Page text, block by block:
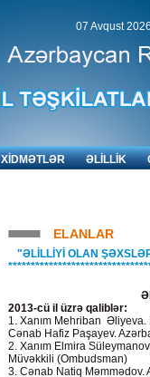
07 Avqust
XİDMƏTLƏR ƏLİLLİK
ELANLAR
"ƏLİLLİYİ OLAN
2013-cü il üzrə qaliblər:
1. Xanım Mehriban
Cənab Hafiz Paşayev.
2. Xanım Elmira
Müvəkkili (Ombudsman)
3. Cənab Natiq Məmmədov.